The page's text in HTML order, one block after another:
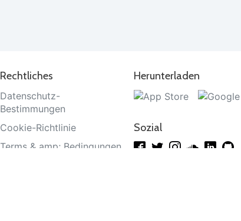
Rechtliches
Datenschutz-
Bestimmungen
Cookie-Richtlinie
Terms & amp; Bedingungen
Herunterladen
Sozial